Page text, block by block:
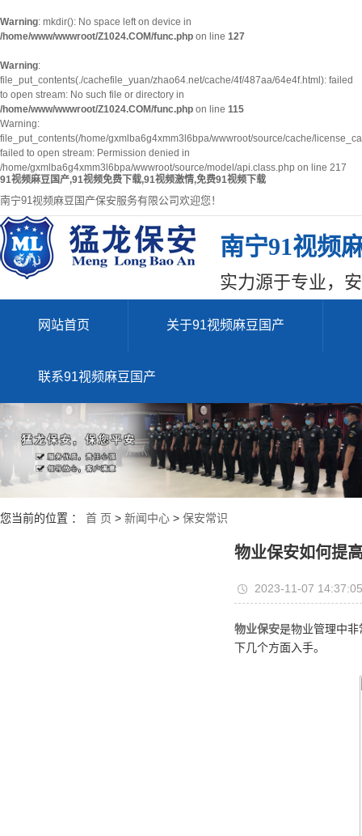
Warning: mkdir(): No space left on device in
/home/www/wwwroot/Z1024.COM/func.php on line 127
Warning:
file_put_contents(./cachefile_yuan/zhao64.net/cache/4f/487aa/64e4f.html): failed
to open stream: No such file or directory in
/home/www/wwwroot/Z1024.COM/func.php on line 115
Warning:
file_put_contents(/home/gxmlba6g4xmm3l6bpa/wwwroot/source/cache/
failed to open stream: Permission denied in
/home/gxmlba6g4xmm3l6bpa/wwwroot/source/model/api.class.php on line 217
91视频麻豆国产,91视频免费下载,91视频激情,免费91视频下载
南宁91视频麻豆国产保安服务有限公司欢迎您！
南宁91视频
实力源于专业，
网站首页 关于91视频麻豆国产
联系91视频麻豆国产
您当前的位置 ： 首 页 > 新闻中心 > 保安常识
物业保安如何提
2023-11-07 14:37:05
物业保安是物业管理中
下几个方面入手。